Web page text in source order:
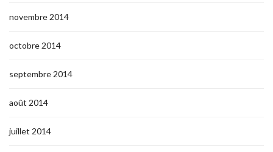
novembre 2014
octobre 2014
septembre 2014
août 2014
juillet 2014